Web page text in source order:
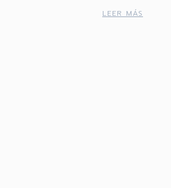
LEER MÁS